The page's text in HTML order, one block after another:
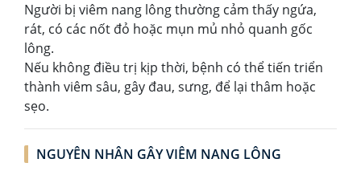
Người bị viêm nang lông thường cảm thấy ngứa,
rát, có các nốt đỏ hoặc mụn mủ nhỏ quanh gốc
lông.
Nếu không điều trị kịp thời, bệnh có thể tiến triển
thành viêm sâu, gây đau, sưng, để lại thâm hoặc
sẹo.
NGUYÊN NHÂN GÂY VIÊM NANG LÔNG